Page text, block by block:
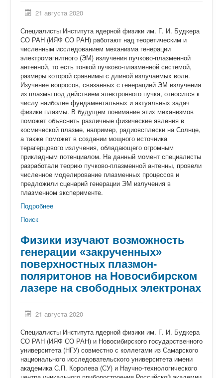
21 августа 2020
Специалисты Института ядерной физики им. Г. И. Будкера
СО РАН (ИЯФ СО РАН) работают над теоретическим и
численным исследованием механизма генерации
электромагнитного (ЭМ) излучения пучково-плазменной
антенной, то есть тонкой пучково-плазменной системой,
размеры которой сравнимы с длиной излучаемых волн.
Изучение вопросов, связанных с генерацией ЭМ излучения
из плазмы под действием электронного пучка, относится к
числу наиболее фундаментальных и актуальных задач
физики плазмы. В будущем понимание этих механизмов
поможет объяснить различные физические явления в
космической плазме, например, радиовсплески на Солнце,
а также поможет в создании мощного источника
терагерцового излучения, обладающего огромным
прикладным потенциалом. На данный момент специалисты
разработали теорию пучково-плазменной антенны, провели
численное моделирование плазменных процессов и
предложили сценарий генерации ЭМ излучения в
плазменном эксперименте.
Подробнее
Поиск
Физики изучают возможность
генерации «закрученных»
поверхностных плазмон-
поляритонов на Новосибирском
лазере на свободных электронах
21 августа 2020
Специалисты Института ядерной физики им. Г. И. Будкера
СО РАН (ИЯФ СО РАН) и Новосибирского государственного
университета (НГУ) совместно с коллегами из Самарского
национального исследовательского университета имени
академика С.П. Королева (СУ) и Научно-технологического